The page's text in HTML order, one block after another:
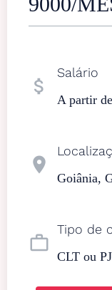
attach_money
Salário
A partir
location_on
Goiânia,
work_outline
Tipo de
CLT ou PJ